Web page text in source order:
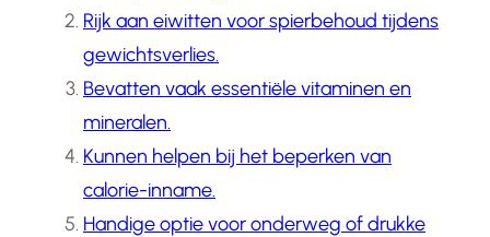
Rijk aan eiwitten voor spierbehoud tijdens
gewichtsverlies.
Bevatten vaak essentiële vitaminen en
mineralen.
Kunnen helpen bij het beperken van
calorie-inname.
Handige optie voor onderweg of drukke